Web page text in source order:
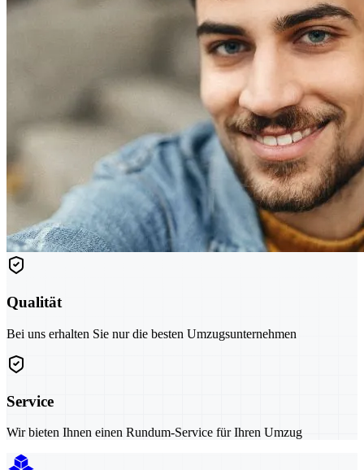
Qualität
Bei uns erhalten Sie nur die besten Umzugsunternehmen
Service
Wir bieten Ihnen einen Rundum-Service für Ihren Umzug